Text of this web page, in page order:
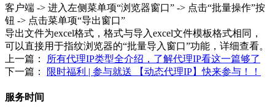
客户端 -> 进入左侧菜单项“浏览器窗口” -> 点击“批量操作”按
钮 -> 点击菜单项“导出窗口”
导出文件为excel格式，格式与导入excel文件模板格式相同，
可以直接用于指纹浏览器的“批量导入窗口”功能，详细查看。
上一篇：
所有代理IP类型全介绍，了解代理IP看这一篇够了
下一篇：
限时福利 | 参与就送 【动态代理IP】快来参与！！
服务时间